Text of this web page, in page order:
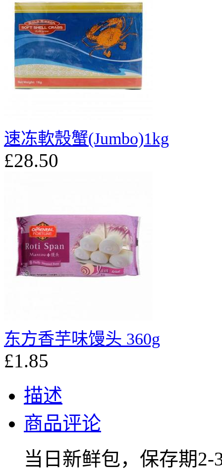
速冻軟殼蟹(Jumbo)1kg
£28.50
东方香芋味馒头 360g
£1.85
描述
商品评论
当日新鲜包，保存期2-